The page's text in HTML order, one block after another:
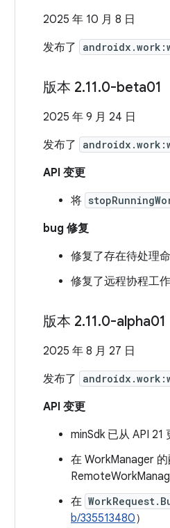
2025 年 10 月 8 日
发布了
版本 2.11.0-beta01
2025 年 9 月 24 日
发布了
API 变更
将
bug 修复
修复了存在待处理
修复了远程协程工
版本 2.11.0-alpha01
2025 年 8 月 27 日
发布了
API 变更
minSdk 已从 API 21
在 WorkManager
在
b/335513480）